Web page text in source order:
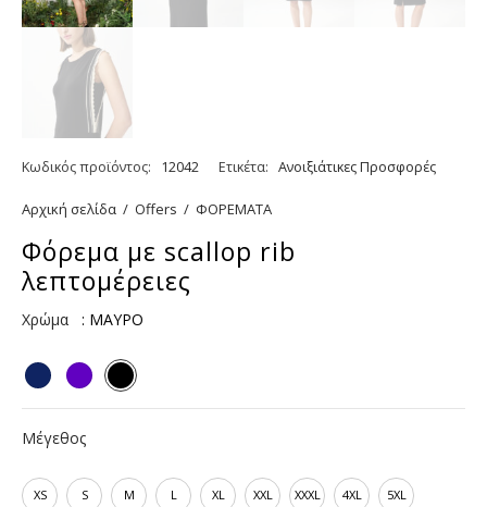
Κωδικός προϊόντος: 12042 Ετικέτα: Ανοιξιάτικες Προσφορές
Αρχική σελίδα / Offers / ΦΟΡΕΜΑΤΑ
Φόρεμα με scallop rib
λεπτομέρειες
Χρώμα : ΜΑΥΡΟ
Μέγεθος
XS S M L XL XXL XXXL 4XL 5XL